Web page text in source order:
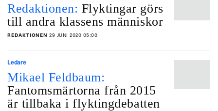
Redaktionen: Flyktingar görs
till andra klassens människor
REDAKTIONEN 29 JUNI 2020 05:00
Ledare
Mikael Feldbaum:
Fantomsmärtorna från 2015
är tillbaka i flyktingdebatten